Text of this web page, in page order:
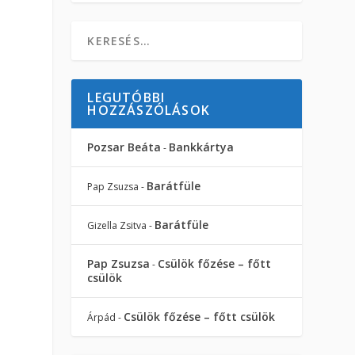
LEGUTÓBBI
HOZZÁSZÓLÁSOK
Pozsar Beáta - Bankkártya
Pap Zsuzsa - Barátfüle
Gizella Zsitva - Barátfüle
Pap Zsuzsa - Csülök főzése – főtt
csülök
Árpád - Csülök főzése – főtt csülök